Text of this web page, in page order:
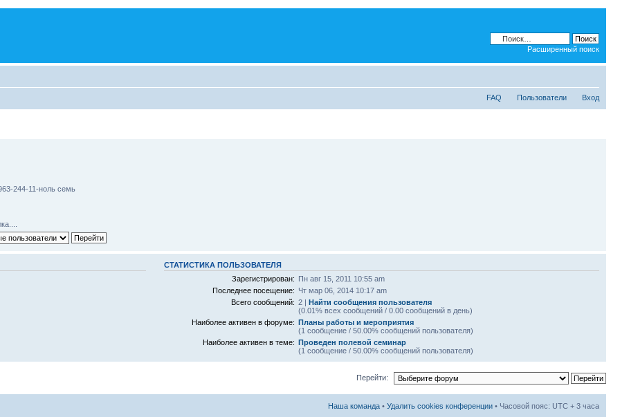
Расширенный поиск
FAQ Пользователи Вход
244-11-ноль семь
СТАТИСТИКА ПОЛЬЗОВАТЕЛЯ
Зарегистрирован: Пн авг 15, 2011 10:55 am
Последнее посещение: Чт мар 06, 2014 10:17 am
Всего сообщений: 2 | Найти сообщения пользователя
(0.01% всех сообщений / 0.00 сообщений в день)
Наиболее активен в форуме: Планы работы и мероприятия
(1 сообщение / 50.00% сообщений пользователя)
Наиболее активен в теме: Проведен полевой семинар
(1 сообщение / 50.00% сообщений пользователя)
Перейти:
Наша команда • Удалить cookies конференции • Часовой пояс: UTC + 3 часа